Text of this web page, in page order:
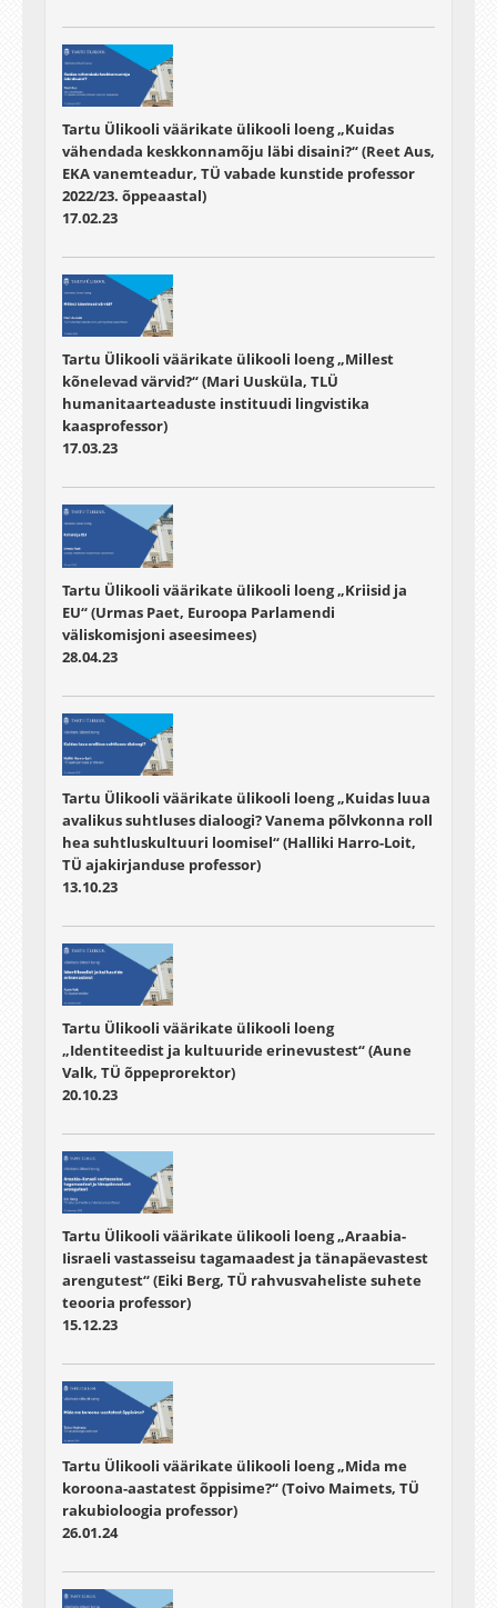
Tartu Ülikooli väärikate ülikooli loeng „Kuidas
vähendada keskkonnamõju läbi disaini?“ (Reet Aus,
EKA vanemteadur, TÜ vabade kunstide professor
2022/23. õppeaastal)
17.02.23
Tartu Ülikooli väärikate ülikooli loeng „Millest
kõnelevad värvid?“ (Mari Uusküla, TLÜ
humanitaarteaduste instituudi lingvistika
kaasprofessor)
17.03.23
Tartu Ülikooli väärikate ülikooli loeng „Kriisid ja
EU“ (Urmas Paet, Euroopa Parlamendi
väliskomisjoni aseesimees)
28.04.23
Tartu Ülikooli väärikate ülikooli loeng „Kuidas luua
avalikus suhtluses dialoogi? Vanema põlvkonna roll
hea suhtluskultuuri loomisel“ (Halliki Harro-Loit,
TÜ ajakirjanduse professor)
13.10.23
Tartu Ülikooli väärikate ülikooli loeng
„Identiteedist ja kultuuride erinevustest“ (Aune
Valk, TÜ õppeprorektor)
20.10.23
Tartu Ülikooli väärikate ülikooli loeng „Araabia-
Iisraeli vastasseisu tagamaadest ja tänapäevastest
arengutest“ (Eiki Berg, TÜ rahvusvaheliste suhete
teooria professor)
15.12.23
Tartu Ülikooli väärikate ülikooli loeng „Mida me
koroona-aastatest õppisime?“ (Toivo Maimets, TÜ
rakubioloogia professor)
26.01.24